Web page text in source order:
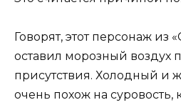
Говорят, этот персонаж из
оставил морозный воздух
присутствия. Холодный и
очень похож на суровость,